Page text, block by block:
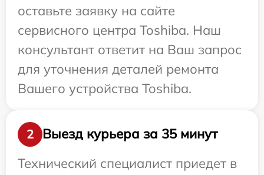
оставьте заявку на сайте
сервисного центра Toshiba. Наш
консультант ответит на Ваш запрос
для уточнения деталей ремонта
Вашего устройства Toshiba.
2
Выезд курьера за 35 минут
Технический специалист приедет в